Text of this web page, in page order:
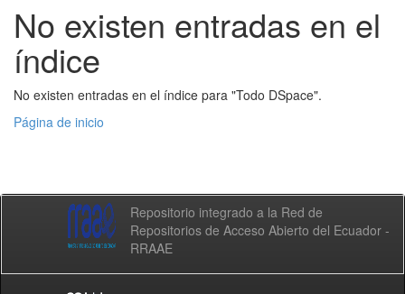
No existen entradas en el
índice
No existen entradas en el índice para "Todo DSpace".
Página de inicio
Repositorio integrado a la Red de
Repositorios de Acceso Abierto del Ecuador -
RRAAE